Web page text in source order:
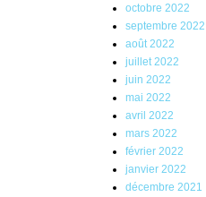
octobre 2022
septembre 2022
août 2022
juillet 2022
juin 2022
mai 2022
avril 2022
mars 2022
février 2022
janvier 2022
décembre 2021